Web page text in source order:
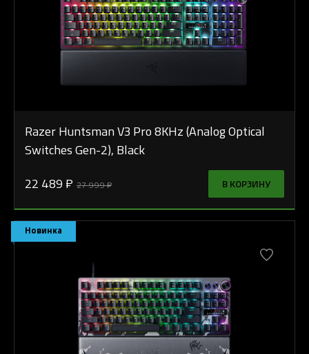
Razer Huntsman V3 Pro 8KHz (Analog Optical
Switches Gen-2), Black
22 489 ₽ 27 999 ₽ В КОРЗИНУ
Новинка